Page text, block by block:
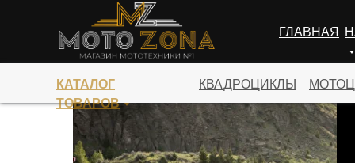
ГЛАВНАЯ
КАТАЛОГ
ТОВАРОВ
КВАДРОЦИКЛЫ
ПЕРЕЙТИ В КАТАЛОГ